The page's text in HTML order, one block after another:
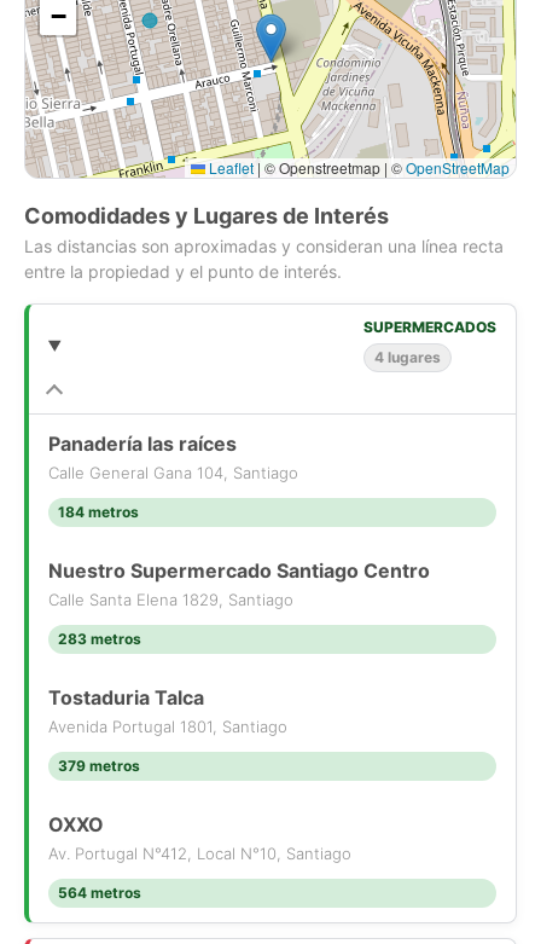
−
Leaflet | © Openstreetmap | ©OpenStreetMap
Comodidades y Lugares de Interés
Las distancias son aproximadas y consideran una línea recta
entre la propiedad y el punto de interés.
SUPERMERCADOS
4 lugares
Panadería las raíces
Calle General Gana 104, Santiago
184 metros
Nuestro Supermercado Santiago Centro
Calle Santa Elena 1829, Santiago
283 metros
Tostaduria Talca
Avenida Portugal 1801, Santiago
379 metros
OXXO
Av. Portugal N°412, Local N°10, Santiago
564 metros